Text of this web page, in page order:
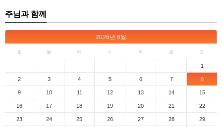
주님과 함께
2026년 8월
일 월 화 수 목 금 토
1
2 3 4 5 6 7 8
9 10 11 12 13 14 15
16 17 18 19 20 21 22
23 24 25 26 27 28 29